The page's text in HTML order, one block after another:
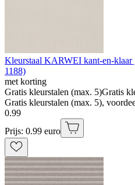
Kleurstaal KARWEI kant-en-klaar
1188)
met korting
Gratis kleurstalen (max. 5)Gratis
Gratis kleurstalen (max. 5),
0.99
Prijs: 0.99 euro